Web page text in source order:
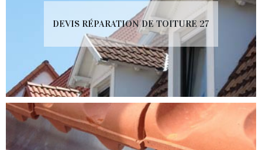
DEVIS RÉPARATION DE TOITURE 27